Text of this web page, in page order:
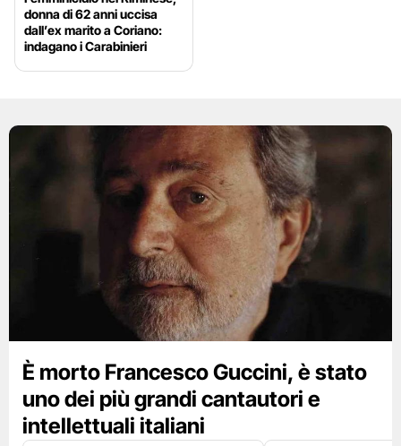
donna di 62 anni uccisa
dall’ex marito a Coriano:
indagano i Carabinieri
È morto Francesco Guccini, è stato
uno dei più grandi cantautori e
intellettuali italiani